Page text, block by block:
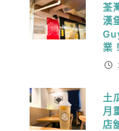
荃
漢
業！
土
月
店